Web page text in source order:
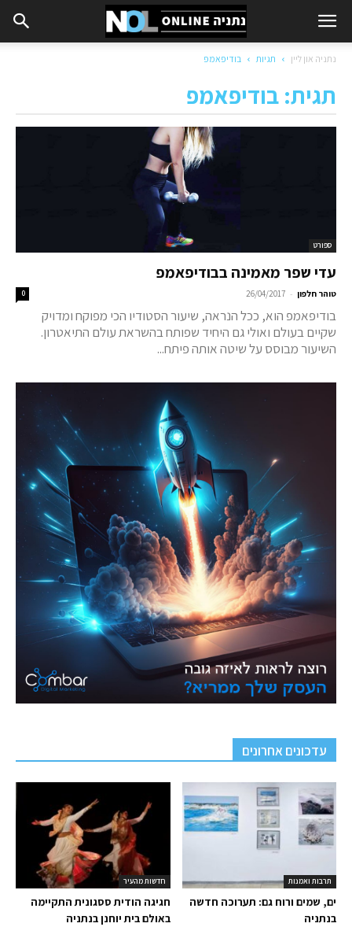
נתניה און ליין תגיות בודיפאמפ
תגית: בודיפאמפ
ספורט
עדי שפר מאמינה בבודיפאמפ
טוהר חלפון -
26/04/2017
0
בודיפאמפ הוא, ככל הנראה, שיעור הסטודיו הכי מפוקח ומדויק
שקיים בעולם ואולי גם היחיד שפותח בהשראת עולם התיאטרון.
השיעור מבוסס על שיטה אותה פיתח...
עדכונים אחרונים
חדשות מהעיר
חגיגה הודית ססגונית התקיימה
באולם בית יוחנן בנתניה
תרבות ואמנות
ים, שמים ורוח גם: תערוכה חדשה
בנתניה